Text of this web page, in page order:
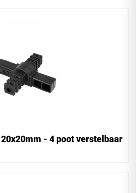
- 4 poot verstelbaar